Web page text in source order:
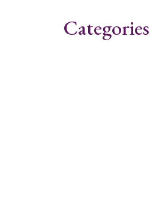
Categories